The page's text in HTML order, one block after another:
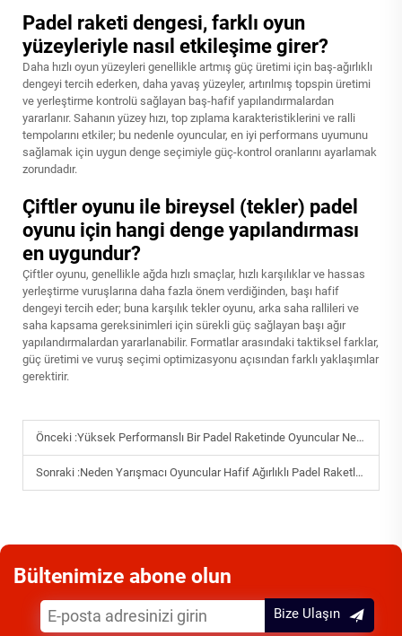
Padel raketi dengesi, farklı oyun
yüzeyleriyle nasıl etkileşime girer?
Daha hızlı oyun yüzeyleri genellikle artmış güç üretimi için baş-ağırlıklı
dengeyi tercih ederken, daha yavaş yüzeyler, artırılmış topspin üretimi
ve yerleştirme kontrolü sağlayan baş-hafif yapılandırmalardan
yararlanır. Sahanın yüzey hızı, top zıplama karakteristiklerini ve ralli
tempolarını etkiler; bu nedenle oyuncular, en iyi performans uyumunu
sağlamak için uygun denge seçimiyle güç-kontrol oranlarını ayarlamak
zorundadır.
Çiftler oyunu ile bireysel (tekler) padel
oyunu için hangi denge yapılandırması
en uygundur?
Çiftler oyunu, genellikle ağda hızlı smaçlar, hızlı karşılıklar ve hassas
yerleştirme vuruşlarına daha fazla önem verdiğinden, başı hafif
dengeyi tercih eder; buna karşılık tekler oyunu, arka saha rallileri ve
saha kapsama gereksinimleri için sürekli güç sağlayan başı ağır
yapılandırmalardan yararlanabilir. Formatlar arasındaki taktiksel farklar,
güç üretimi ve vuruş seçimi optimizasyonu açısından farklı yaklaşımlar
gerektirir.
Önceki :Yüksek Performanslı Bir Padel Raketinde Oyuncular Neleri Dikkat Etmelidir?
Sonraki :Neden Yarışmacı Oyuncular Hafif Ağırlıklı Padel Raketlerini Tercih Eder?
Bültenimize abone olun
Bize Ulaşın